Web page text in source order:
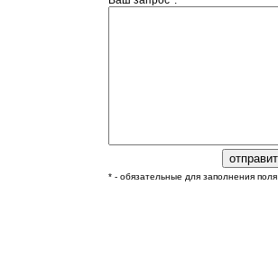
* - обязательные для заполнения поля